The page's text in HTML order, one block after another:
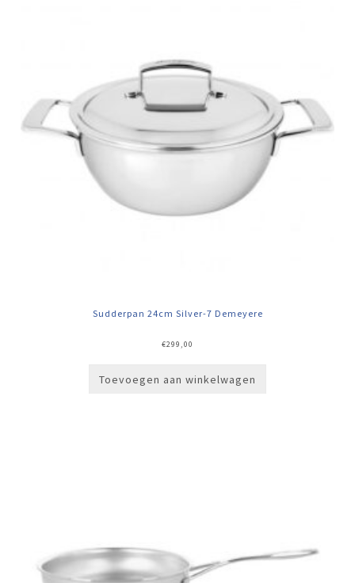
Sudderpan 24cm Silver-7 Demeyere
€299,00
Toevoegen aan winkelwagen